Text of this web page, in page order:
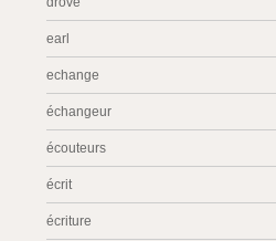
earl
echange
échangeur
écouteurs
écrit
écriture